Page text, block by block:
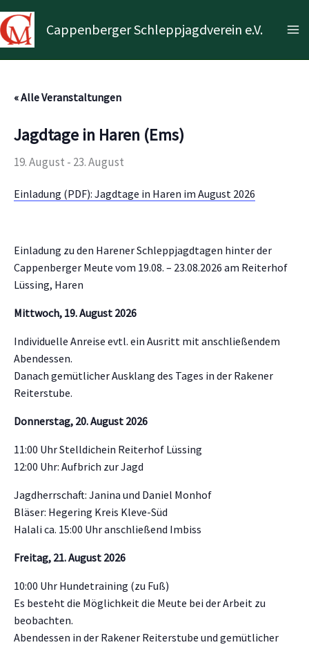
Zum
Inhalt
springen
Cappenberger Schleppjagdverein e.V.
« Alle Veranstaltungen
Jagdtage in Haren (Ems)
19. August - 23. August
Einladung (PDF): Jagdtage in Haren im August 2026
Einladung zu den Harener Schleppjagdtagen hinter der
Cappenberger Meute vom 19.08. – 23.08.2026 am Reiterhof
Lüssing, Haren
Mittwoch, 19. August 2026
Individuelle Anreise evtl. ein Ausritt mit anschließendem
Abendessen.
Danach gemütlicher Ausklang des Tages in der Rakener
Reiterstube.
Donnerstag, 20. August 2026
11:00 Uhr Stelldichein Reiterhof Lüssing
12:00 Uhr: Aufbrich zur Jagd
Jagdherrschaft: Janina und Daniel Monhof
Bläser: Hegering Kreis Kleve-Süd
Halali ca. 15:00 Uhr anschließend Imbiss
Freitag, 21. August 2026
10:00 Uhr Hundetraining (zu Fuß)
Es besteht die Möglichkeit die Meute bei der Arbeit zu
beobachten.
Abendessen in der Rakener Reiterstube und gemütlicher